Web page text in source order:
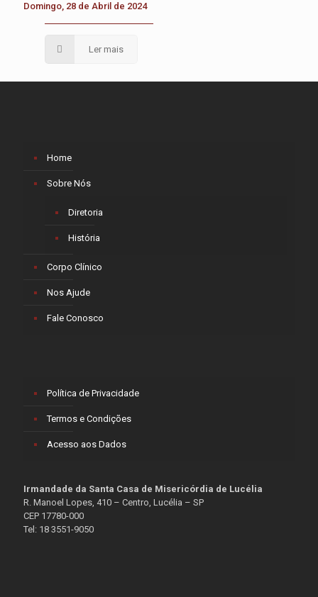
Domingo, 28 de Abril de 2024
Ler mais
Home
Sobre Nós
Diretoria
História
Corpo Clínico
Nos Ajude
Fale Conosco
Política de Privacidade
Termos e Condições
Acesso aos Dados
Irmandade da Santa Casa de Misericórdia de Lucélia
R. Manoel Lopes, 410 – Centro, Lucélia – SP
CEP 17780-000
Tel: 18 3551-9050